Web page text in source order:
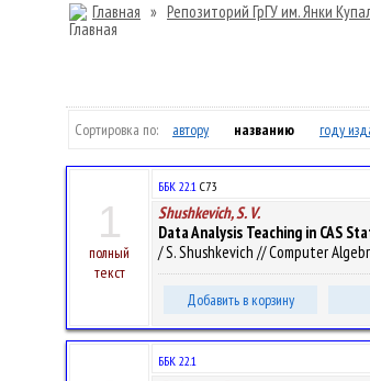
Главная » Репозиторий ГрГУ им. Янки
Сортировка по: автору названию году
1
полный
текст
ББК 22.1 C73
Shushkevich, S. V.
Data Analysis Teaching in CAS
/ S. Shushkevich // Computer
Добавить в корзину
ББК 22.1